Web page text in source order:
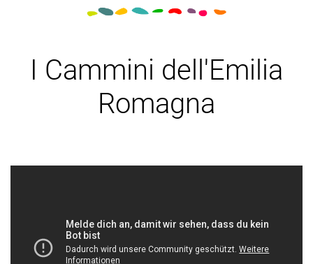
I Cammini dell'Emilia
Romagna